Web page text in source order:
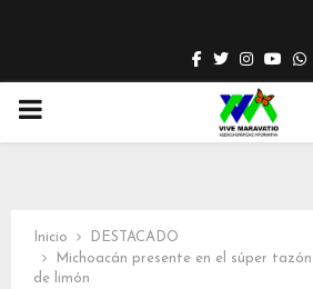
Facebook
TwitterInstagram
PRIMARY
Inicio
DESTACADO
Michoacán presente en el súper
de limón